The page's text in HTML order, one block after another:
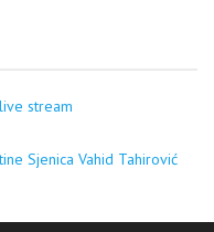
stream
Sjenica Vahid Tahirović